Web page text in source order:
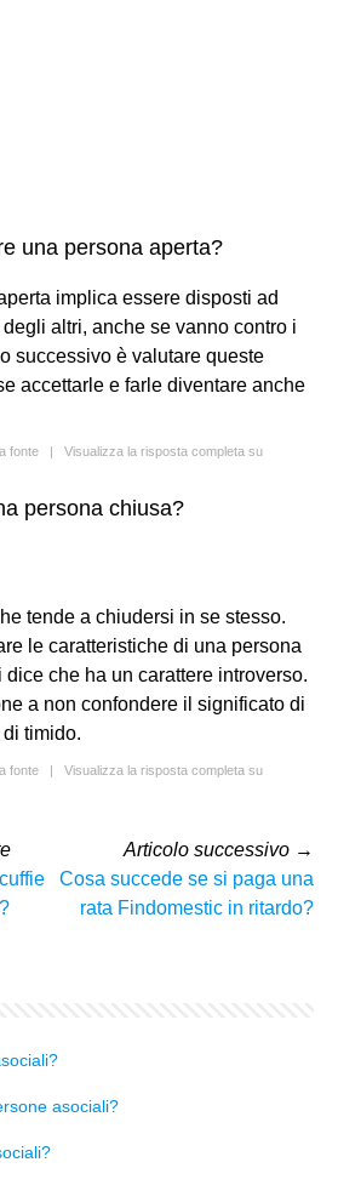
una persona aperta?
implica essere disposti ad
altri, anche se vanno contro i
successivo è valutare queste
accettarle e farle diventare anche
fonte | Visualizza la risposta completa su
persona chiusa?
tende a chiudersi in se stesso.
le caratteristiche di una persona
che ha un carattere introverso.
a non confondere il significato di
timido.
fonte | Visualizza la risposta completa su
Articolo successivo →
Cosa succede se si paga una
rata Findomestic in ritardo?
asociali?